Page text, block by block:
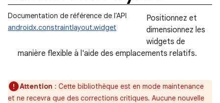
Documentation de référence de l'API
androidx.constraintlayout.widget
Positionnez et
dimensionnez les
widgets de
manière flexible à l'aide des emplacements relatifs.
Attention : Cette bibliothèque est en mode maintenance
et ne recevra que des corrections critiques. Aucune nouvelle